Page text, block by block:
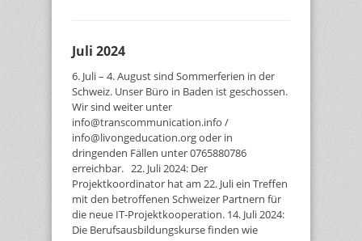
Juli 2024
6. Juli – 4. August sind Sommerferien in der
Schweiz. Unser Büro in Baden ist geschossen.
Wir sind weiter unter
info@transcommunication.info /
info@livongeducation.org oder in
dringenden Fällen unter 0765880786
erreichbar. 22. Juli 2024: Der
Projektkoordinator hat am 22. Juli ein Treffen
mit den betroffenen Schweizer Partnern für
die neue IT-Projektkooperation. 14. Juli 2024:
Die Berufsausbildungskurse finden wie